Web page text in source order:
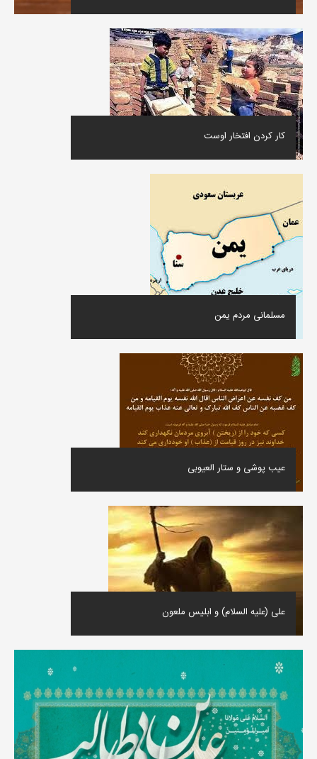
کار کردن افتخار اوست
مسلمانی مردم یمن
عیب پوشی و ستار العیوبی
علی (علیه السلام) و ابلیس ملعون